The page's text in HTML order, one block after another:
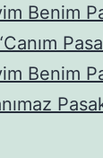
Benim
Benim